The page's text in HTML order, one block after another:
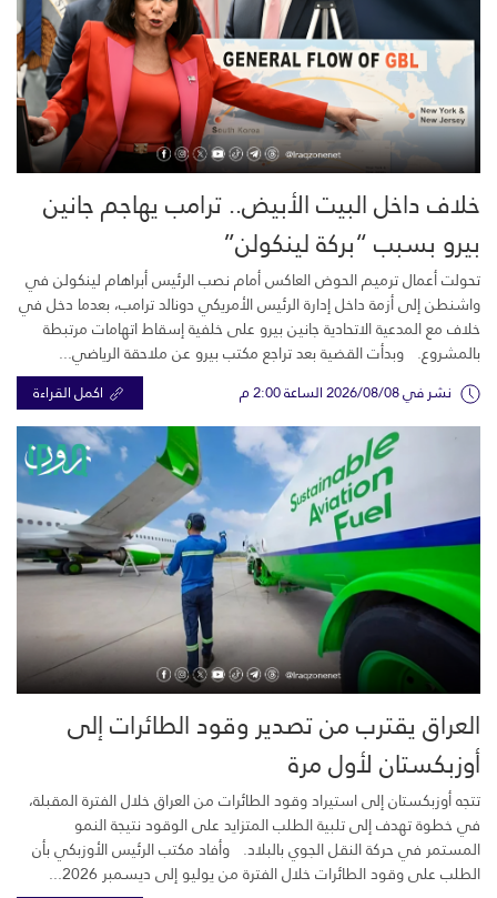
خلاف داخل البيت الأبيض.. ترامب يهاجم جانين
بيرو بسبب “بركة لينكولن”
تحولت أعمال ترميم الحوض العاكس أمام نصب الرئيس أبراهام لينكولن في
واشنطن إلى أزمة داخل إدارة الرئيس الأمريكي دونالد ترامب، بعدما دخل في
خلاف مع المدعية الاتحادية جانين بيرو على خلفية إسقاط اتهامات مرتبطة
بالمشروع. وبدأت القضية بعد تراجع مكتب بيرو عن ملاحقة الرياضي...
نشر في 2026/08/08 الساعة 2:00 م اكمل القراءة
العراق يقترب من تصدير وقود الطائرات إلى
أوزبكستان لأول مرة
تتجه أوزبكستان إلى استيراد وقود الطائرات من العراق خلال الفترة المقبلة،
في خطوة تهدف إلى تلبية الطلب المتزايد على الوقود نتيجة النمو
المستمر في حركة النقل الجوي بالبلاد. وأفاد مكتب الرئيس الأوزبكي بأن
الطلب على وقود الطائرات خلال الفترة من يوليو إلى ديسمبر 2026...